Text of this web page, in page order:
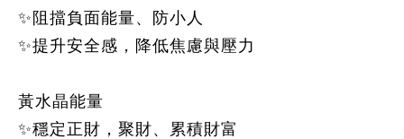
✨阻擋負面能量、防小人
✨提升安全感，降低焦慮與壓力
黃水晶能量
✨穩定正財，聚財、累積財富